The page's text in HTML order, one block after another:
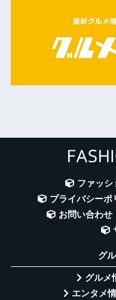
ファッシ
プライバシーポ
お問い合わせ
グ
グルメ
エンタメ